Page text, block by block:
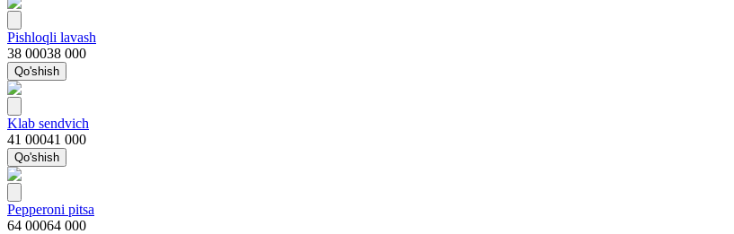
Pishloqli lavash
38 00038 000
Qo'shish
Klab sendvich
41 00041 000
Qo'shish
Pepperoni pitsa
64 00064 000